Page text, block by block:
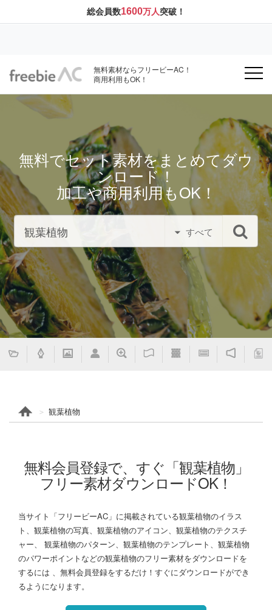
総会員数1600万人突破！
無料素材ならフリービーAC！
商用利用もOK！
無料でセット素材をまとめてダウ
ンロード！
加工や商用利用もOK！
すべて
観葉植物
無料会員登録で、すぐ「観葉植物」
フリー素材ダウンロードOK！
当サイト「フリービーAC」に掲載されている観葉植物のイラス
ト、観葉植物の写真、観葉植物のアイコン、観葉植物のテクスチ
ャー、 観葉植物のパターン、観葉植物のテンプレート、観葉植物
のパワーポイントなどの観葉植物のフリー素材をダウンロードを
するには 、無料会員登録をするだけ！すぐにダウンロードができ
るようになります。